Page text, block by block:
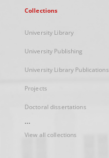
Collections
University Library
University Publishing
University Library Publications
Projects
Doctoral dissertations
...
View all collections